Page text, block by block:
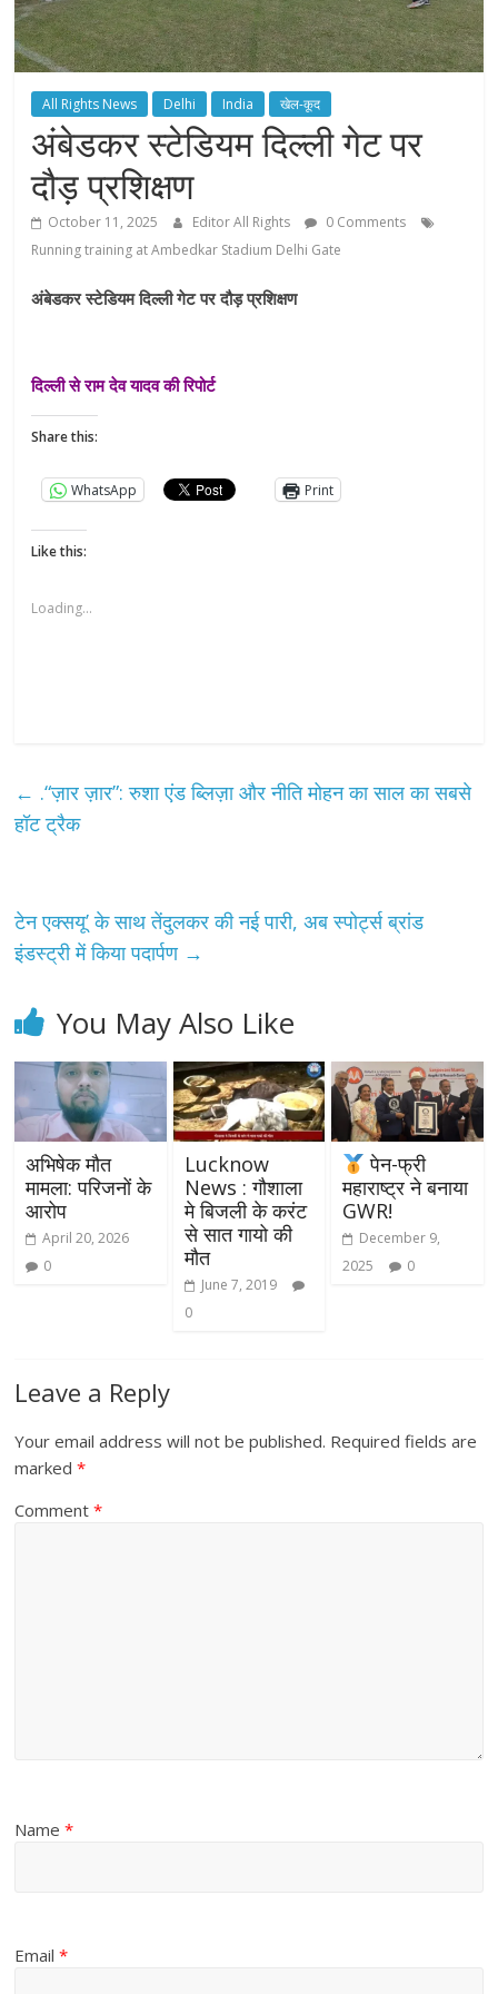
All Rights News Delhi India खेल-कूद
अंबेडकर स्टेडियम दिल्ली गेट पर
दौड़ प्रशिक्षण
October 11, 2025 Editor All Rights
0 Comments
Running training at Ambedkar Stadium Delhi Gate
अंबेडकर स्टेडियम दिल्ली गेट पर दौड़ प्रशिक्षण
दिल्ली से राम देव यादव की रिपोर्ट
Share this:
WhatsApp Print
Like this:
Loading...
← .“ज़ार ज़ार”: रुशा एंड ब्लिज़ा और नीति मोहन का साल का सबसे
हॉट ट्रैक
टेन एक्सयू’ के साथ तेंदुलकर की नई पारी, अब स्पोर्ट्स ब्रांड
इंडस्ट्री में किया पदार्पण →
You May Also Like
अभिषेक मौत
मामला: परिजनों के
आरोप
April 20, 2026
0
Lucknow
News : गौशाला
मे बिजली के करंट
से सात गायो की
मौत
June 7, 2019
0
पेन-फ्री
महाराष्ट्र ने बनाया
GWR!
December 9,
2025
0
Leave a Reply
Your email address will not be published. Required fields are
marked*
Comment*
Name*
Email*